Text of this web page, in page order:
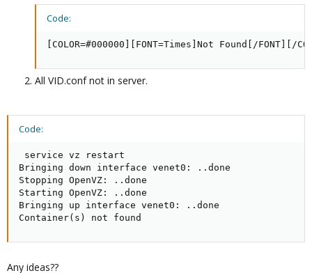
Code:
[COLOR=#000000][FONT=Times]Not Found[/
All VID.conf not in server.
Code:
service vz restart
Bringing down interface venet0: ..done
Stopping OpenVZ: ..done
Starting OpenVZ: ..done
Bringing up interface venet0: ..done
Container(s) not found
Any ideas??